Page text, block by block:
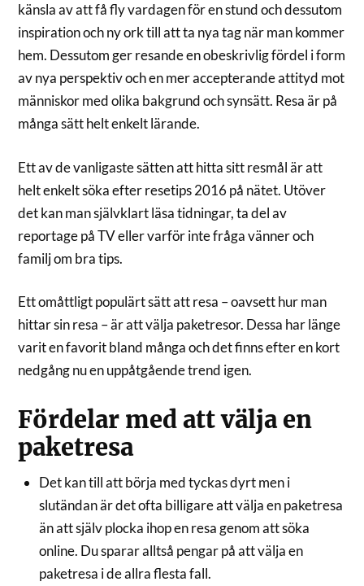
känsla av att få fly vardagen för en stund och dessutom
inspiration och ny ork till att ta nya tag när man kommer
hem. Dessutom ger resande en obeskrivlig fördel i form
av nya perspektiv och en mer accepterande attityd mot
människor med olika bakgrund och synsätt. Resa är på
många sätt helt enkelt lärande.
Ett av de vanligaste sätten att hitta sitt resmål är att
helt enkelt söka efter resetips 2016 på nätet. Utöver
det kan man självklart läsa tidningar, ta del av
reportage på TV eller varför inte fråga vänner och
familj om bra tips.
Ett omåttligt populärt sätt att resa – oavsett hur man
hittar sin resa – är att välja paketresor. Dessa har länge
varit en favorit bland många och det finns efter en kort
nedgång nu en uppåtgående trend igen.
Fördelar med att välja en
paketresa
Det kan till att börja med tyckas dyrt men i
slutändan är det ofta billigare att välja en paketresa
än att själv plocka ihop en resa genom att söka
online. Du sparar alltså pengar på att välja en
paketresa i de allra flesta fall.